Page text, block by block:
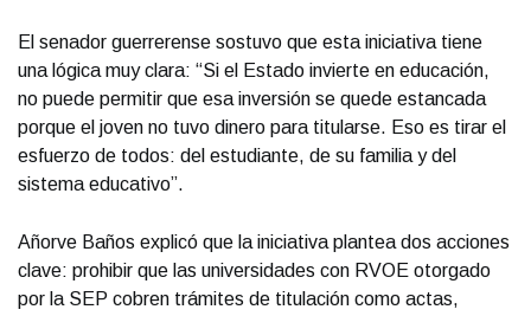
El senador guerrerense sostuvo que esta iniciativa tiene
una lógica muy clara: “Si el Estado invierte en educación,
no puede permitir que esa inversión se quede estancada
porque el joven no tuvo dinero para titularse. Eso es tirar el
esfuerzo de todos: del estudiante, de su familia y del
sistema educativo”.
Añorve Baños explicó que la iniciativa plantea dos acciones
clave: prohibir que las universidades con RVOE otorgado
por la SEP cobren trámites de titulación como actas,